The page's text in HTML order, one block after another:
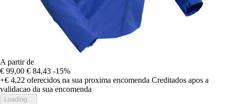
A partir de
€ 99,00 € 84,43 -15%
+€ 4,22 oferecidos na sua proxima encomenda Creditados apos a
validacao da sua encomenda
Loading...